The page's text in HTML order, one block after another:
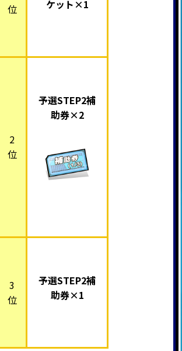
位
ケット×1
2
位
予選STEP2補
助券×2
3
位
予選STEP2補
助券×1